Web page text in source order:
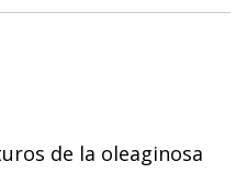
de la oleaginosa